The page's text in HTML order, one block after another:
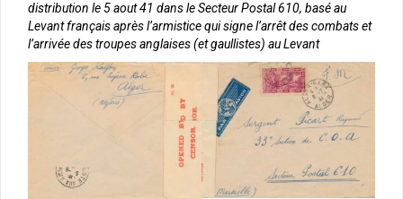
distribution le 5 aout 41 dans le Secteur Postal 610, basé au
Levant français après l’armistice qui signe l’arrêt des combats et
l’arrivée des troupes anglaises (et gaullistes) au Levant